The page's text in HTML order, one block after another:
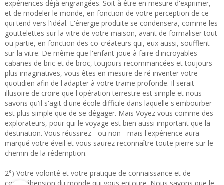
expériences déjà engrangées. Soit à être en mesure d'exprimer,
et de modeler le monde, en fonction de votre perception de ce
qui tend vers l'idéal. L'énergie produite se condensera, comme les
gouttelettes sur la vitre de votre maison, avant de formaliser tout
ou partie, en fonction des co-créateurs qui, eux aussi, soufflent
sur la vitre. De même que l'enfant joue à faire d'incroyables
cabanes de bric et de broc, toujours recommancées et toujours
plus imaginatives, vous êtes en mesure de ré inventer votre
quotidien afin de l'adapter à votre trame profonde. Il serait
illusoire de croire que l'opération terrestre est simple et nous
savons qu'il s'agit d'une école difficile dans laquelle s'embourber
est plus simple que de se dégager. Mais Voyez vous comme des
explorateurs, pour qui le voyage est bien aussi important que la
destination. Vous réussirez - ou non - mais l'expérience aura
marqué votre éveil et vous saurez reconnaître toute pierre sur le
chemin de la rédemption.
2°) Votre volonté et votre pratique de connaissance et de
compréhension du monde qui vous entoure. Nous savons que le